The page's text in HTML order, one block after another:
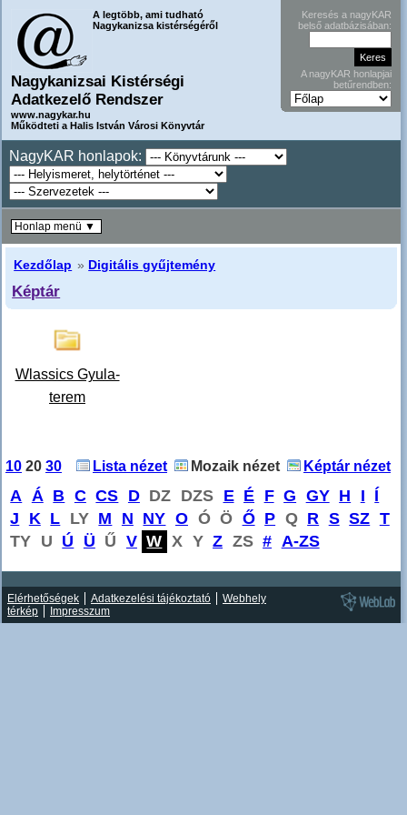
A legtöbb, ami tudható
Nagykanizsa kistérségéről
Nagykanizsai Kistérségi
Adatkezelő Rendszer
www.nagykar.hu
Működteti a Halis István Városi Könyvtár
Keresés a nagyKAR
belső adatbázisában:
A nagyKAR honlapjai
betűrendben:
NagyKAR honlapok:
Kezdőlap » Digitális gyűjtemény
Képtár
Wlassics Gyula-
terem
10 20 30 Lista nézet Mozaik nézet Képtár nézet
A Á B C CS D DZ DZS E É F G GY H I Í
J
K L LY M N NY O Ó Ö Ő P Q R S SZ T
TY U Ú Ü Ű V W X Y Z ZS # A-ZS
Honlap menü ▼
Elérhetőségek Adatkezelési tájékoztató
Webhely
térkép
Impresszum